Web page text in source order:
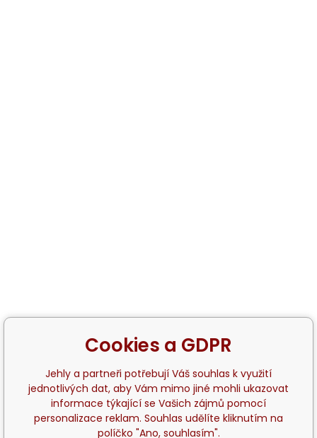
Cookies a GDPR
Jehly a partneři potřebují Váš souhlas k využití
jednotlivých dat, aby Vám mimo jiné mohli ukazovat
informace týkající se Vašich zájmů pomocí
personalizace reklam. Souhlas udělíte kliknutím na
políčko "Ano, souhlasím".